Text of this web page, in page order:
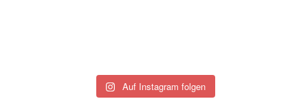
Auf Instagram folgen